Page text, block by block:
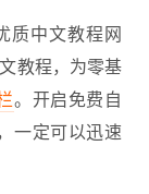
质中文教程网
教程，为零基
。开启免费自
一定可以迅速